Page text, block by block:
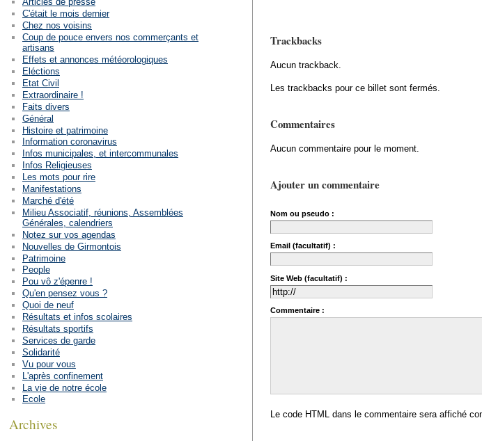
Trackbacks
Aucun trackback.
Les trackbacks pour ce billet sont fermés.
Commentaires
Aucun commentaire pour le moment.
Ajouter un commentaire
Nom ou pseudo :
Email (facultatif) :
Site Web (facultatif) :
Commentaire :
Le code HTML dans le commentaire sera affiché
C'était le mois dernier
Chez nos voisins
Coup de pouce envers nos commerçants et
artisans
Effets et annonces météorologiques
Eléctions
Etat Civil
Extraordinaire !
Faits divers
Général
Histoire et patrimoine
Information coronavirus
Infos municipales, et intercommunales
Infos Religieuses
Les mots pour rire
Manifestations
Marché d'été
Milieu Associatif, réunions, Assemblées
Générales, calendriers
Notez sur vos agendas
Nouvelles de Girmontois
Patrimoine
People
Pou vô z'épenre !
Qu'en pensez vous ?
Quoi de neuf
Résultats et infos scolaires
Résultats sportifs
Services de garde
Solidarité
Vu pour vous
L'après confinement
La vie de notre école
Ecole
Archives